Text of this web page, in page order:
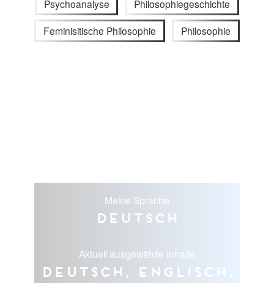
Psychoanalyse Philosophiegeschichte
Feminisitische Philosophie Philosophie
Meine Sprache
Deutsch
Aktuell ausgewählte Inhalte
Deutsch, Englisch,